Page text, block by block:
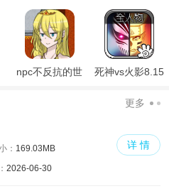
npc不反抗的世
死神vs火影8.15
更多
： 169.03MB
2026-06-30
详 情